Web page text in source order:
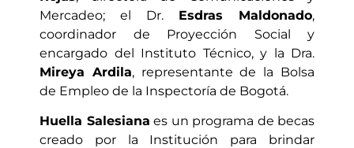
Mercadeo; el Dr. Esdras Maldonado,
coordinador de Proyección Social y
encargado del Instituto Técnico, y la Dra.
Mireya Ardila, representante de la Bolsa
de Empleo de la Inspectoría de Bogotá.
Huella Salesiana es un programa de becas
creado por la Institución para brindar